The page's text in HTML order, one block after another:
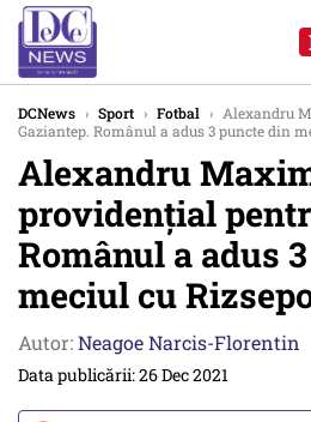
DCNews › Sport › Fotbal › Alexandru
Gaziantep. Românul a adus 3 puncte din
Alexandru
providențial
Românul a adus
meciul cu
Autor:Neagoe Narcis-Florentin
Data publicării: 26 Dec 2021